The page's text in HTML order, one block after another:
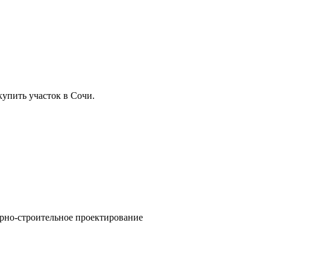
участок в Сочи.
строительное проектирование